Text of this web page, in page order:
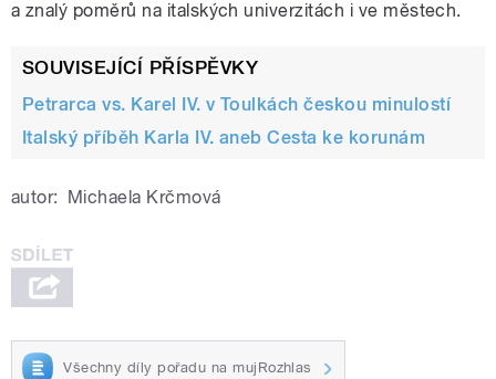
a znalý poměrů na italských univerzitách i ve městech.
SOUVISEJÍCÍ PŘÍSPĚVKY
Petrarca vs. Karel IV. v Toulkách českou minulostí
Italský příběh Karla IV. aneb Cesta ke korunám
autor: Michaela Krčmová
Všechny díly pořadu na mujRozhlas